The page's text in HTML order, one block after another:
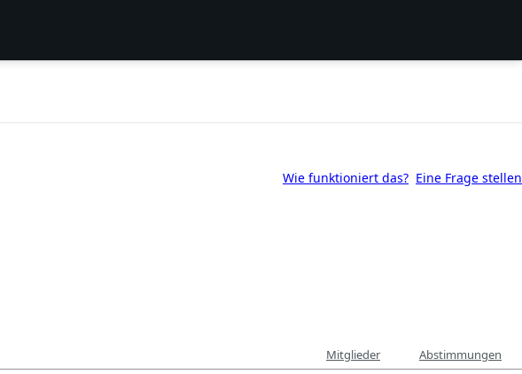
Wie funktioniert das? Eine Frage stellen
Mitglieder Abstimmungen